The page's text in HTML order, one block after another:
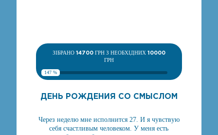
ЗІБРАНО 14700ГРН З НЕОБХІДНИХ 10000
ГРН
147 %
ДЕНЬ РОЖДЕНИЯ СО СМЫСЛОМ
Через неделю мне исполнится 27. И я чувствую
себя счастливым человеком. У меня есть